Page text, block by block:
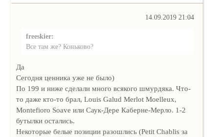
14.09.2019 21:04
freeskier:
Все там же? Коньково?
Да
Сегодня ценника уже не было)
По 199 и ниже сделали много всякого шмурдяка. Что-
то даже кто-то брал, Louis Galud Merlot Moelleux,
Montefioro Soave или Саук-Дере Каберне-Мерло. 1-2
бутылки остались.
Некоторые белые позиции разошлись (Petit Chablis за